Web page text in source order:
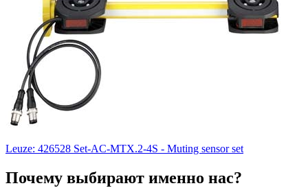
Leuze: 426528 Set-AC-MTX.2-4S - Muting sensor set
Почему выбирают именно нас?